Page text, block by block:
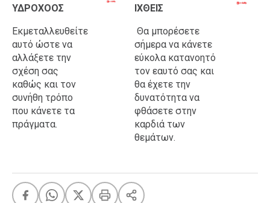
ΥΔΡΟΧΟΟΣ
Εκμεταλλευθείτε
αυτό ώστε να
αλλάξετε την
σχέση σας
καθώς και τον
συνήθη τρόπο
που κάνετε τα
πράγματα.
ΙΧΘΕΙΣ
Θα μπορέσετε
σήμερα να κάνετε
εύκολα κατανοητό
τον εαυτό σας και
θα έχετε την
δυνατότητα να
φθάσετε στην
καρδιά των
θεμάτων.